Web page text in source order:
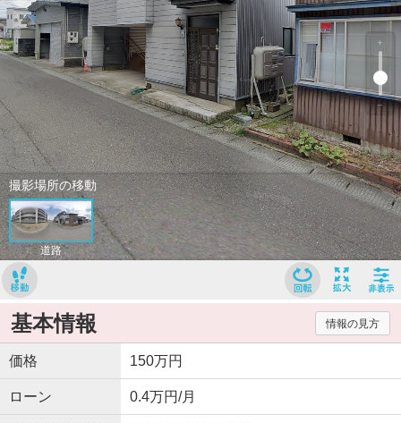
基本情報 情報の見方
価格 150万円
ローン 0.4万円/月